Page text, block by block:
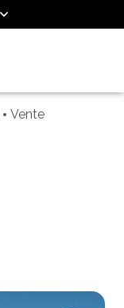
Vente